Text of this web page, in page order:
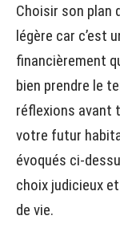
Choisir son plan
légère car c’est
financièrement
bien prendre le
réflexions avant
votre futur
évoqués ci-
choix judicieux
de vie.